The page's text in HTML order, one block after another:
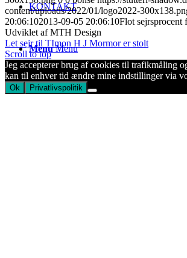
KONTAKT
Menu Menu
content/uploads/2022/01/logo2022-
20:06:102013-09-05 20:06:10Flot
Udviklet af MTH Design
Let sejr til TImon H J Mormor er stolt
Scroll to top
Jeg accepterer brug af cookies til trafikmåling
kan til enhver tid ændre mine indstillinger via
Ok Privatlivspolitik